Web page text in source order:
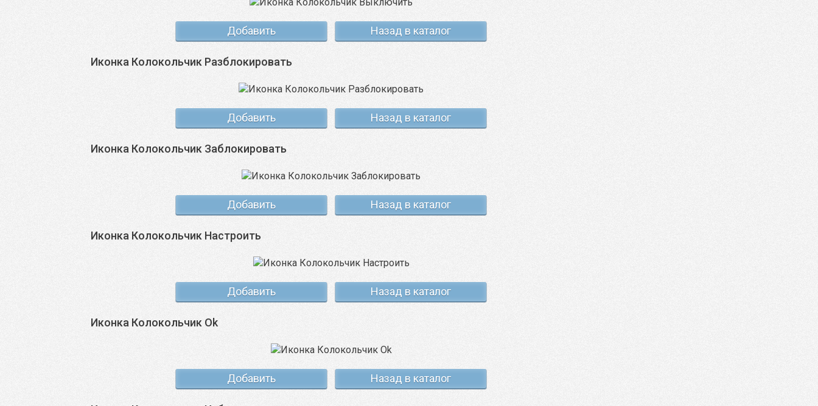
Добавить Назад в каталог
Иконка Колокольчик Разблокировать
Добавить Назад в каталог
Иконка Колокольчик Заблокировать
Добавить Назад в каталог
Иконка Колокольчик Настроить
Добавить Назад в каталог
Иконка Колокольчик Ok
Добавить Назад в каталог